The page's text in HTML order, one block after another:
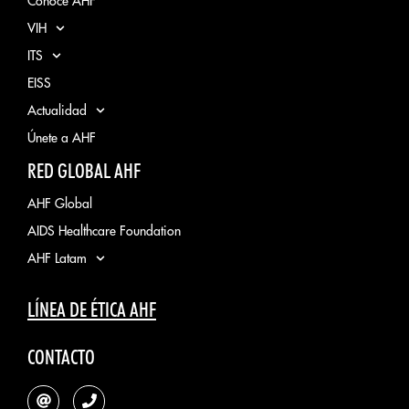
VIH
ITS
EISS
Actualidad
Únete a AHF
RED GLOBAL AHF
AHF Global
AIDS Healthcare Foundation
AHF Latam
LÍNEA DE ÉTICA AHF
CONTACTO